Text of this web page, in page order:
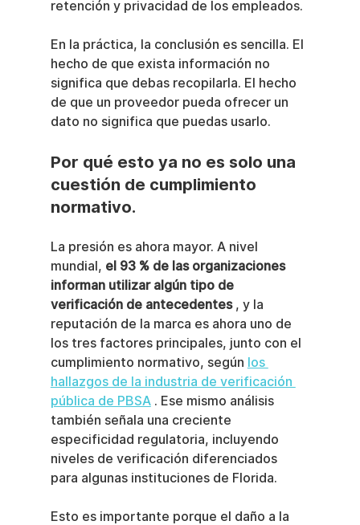
retención y privacidad de los empleados.
En la práctica, la conclusión es sencilla. El
hecho de que exista información no
significa que debas recopilarla. El hecho
de que un proveedor pueda ofrecer un
dato no significa que puedas usarlo.
Por qué esto ya no es solo una
cuestión de cumplimiento
normativo.
La presión es ahora mayor. A nivel
mundial, el 93 % de las organizaciones
informan utilizar algún tipo de
verificación de antecedentes , y la
reputación de la marca es ahora uno de
los tres factores principales, junto con el
cumplimiento normativo, según los
hallazgos de la industria de verificación
pública de PBSA . Ese mismo análisis
también señala una creciente
especificidad regulatoria, incluyendo
niveles de verificación diferenciados
para algunas instituciones de Florida.
Esto es importante porque el daño a la